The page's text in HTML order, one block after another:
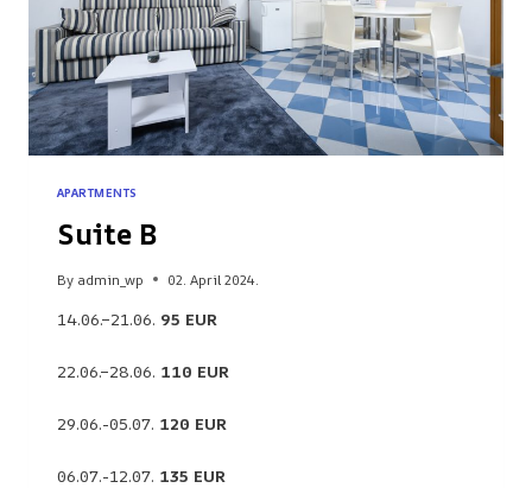
APARTMENTS
Suite B
By admin_wp 02. April 2024.
14.06.–21.06. 95 EUR
22.06.–28.06. 110 EUR
29.06.-05.07. 120 EUR
06.07.-12.07. 135 EUR